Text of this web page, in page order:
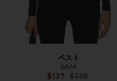
ベスト
SAM.
$127 Previous price:
$395